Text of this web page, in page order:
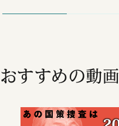
おすすめの動画